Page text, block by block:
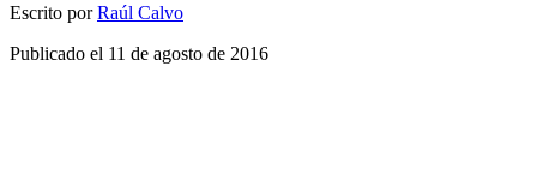
Escrito por Raúl Calvo
Publicado el 11 de agosto de 2016